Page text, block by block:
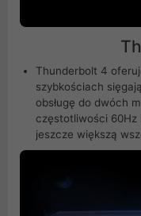
Thunderbolt 4
szybkościach
obsługę do dwóch
częstotliwości 60Hz
jeszcze większą